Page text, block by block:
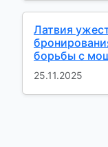
Латвия
борьбы с
25.11.2025